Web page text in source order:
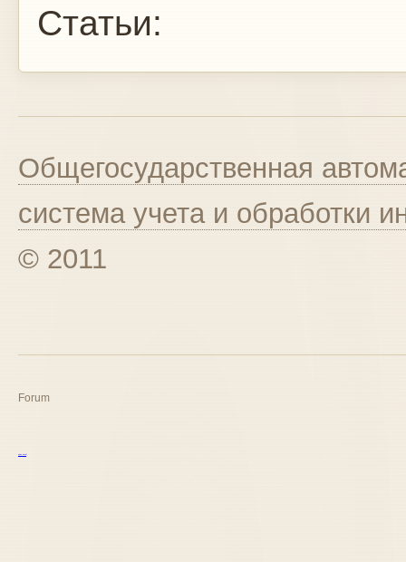
Статьи:
Общегосударственная
система учета и обработки
© 2011
Forum
курс excel